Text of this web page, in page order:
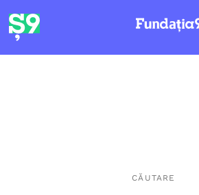
CĂUTARE